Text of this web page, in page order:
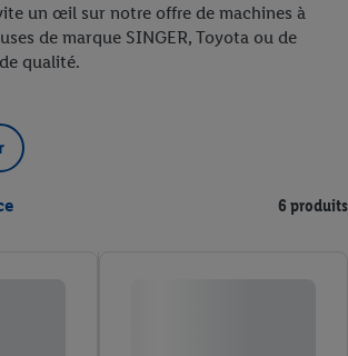
un œil sur notre offre de machines à
de marque SINGER, Toyota ou de
qualité.
6 produits